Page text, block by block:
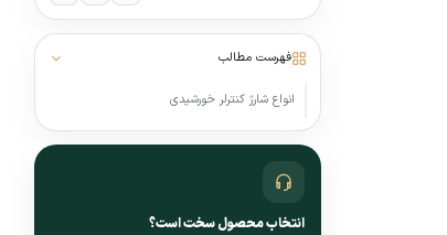
فهرست مطالب
انواع شارژ کنترلر خورشیدی
انتخاب محصول سخت است؟